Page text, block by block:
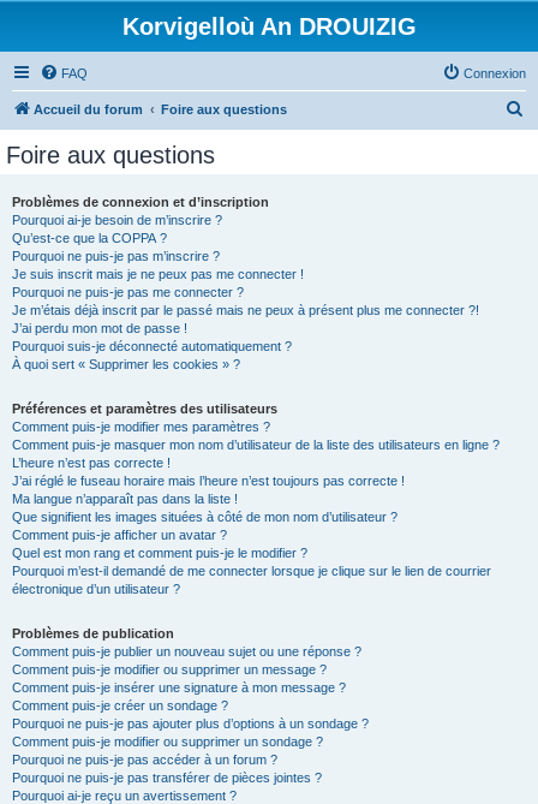
Korvigelloù An DROUIZIG
FAQ Connexion
Accueil du forum Foire aux questions
Foire aux questions
Problèmes de connexion et d’inscription
Pourquoi ai-je besoin de m’inscrire ?
Qu’est-ce que la COPPA ?
Pourquoi ne puis-je pas m’inscrire ?
Je suis inscrit mais je ne peux pas me connecter !
Pourquoi ne puis-je pas me connecter ?
Je m’étais déjà inscrit par le passé mais ne peux à présent plus me connecter ?!
J’ai perdu mon mot de passe !
Pourquoi suis-je déconnecté automatiquement ?
À quoi sert « Supprimer les cookies » ?
Préférences et paramètres des utilisateurs
Comment puis-je modifier mes paramètres ?
Comment puis-je masquer mon nom d’utilisateur de la liste des utilisateurs en ligne ?
L’heure n’est pas correcte !
J’ai réglé le fuseau horaire mais l’heure n’est toujours pas correcte !
Ma langue n’apparaît pas dans la liste !
Que signifient les images situées à côté de mon nom d’utilisateur ?
Comment puis-je afficher un avatar ?
Quel est mon rang et comment puis-je le modifier ?
Pourquoi m’est-il demandé de me connecter lorsque je clique sur le lien de courrier
électronique d’un utilisateur ?
Problèmes de publication
Comment puis-je publier un nouveau sujet ou une réponse ?
Comment puis-je modifier ou supprimer un message ?
Comment puis-je insérer une signature à mon message ?
Comment puis-je créer un sondage ?
Pourquoi ne puis-je pas ajouter plus d’options à un sondage ?
Comment puis-je modifier ou supprimer un sondage ?
Pourquoi ne puis-je pas accéder à un forum ?
Pourquoi ne puis-je pas transférer de pièces jointes ?
Pourquoi ai-je reçu un avertissement ?